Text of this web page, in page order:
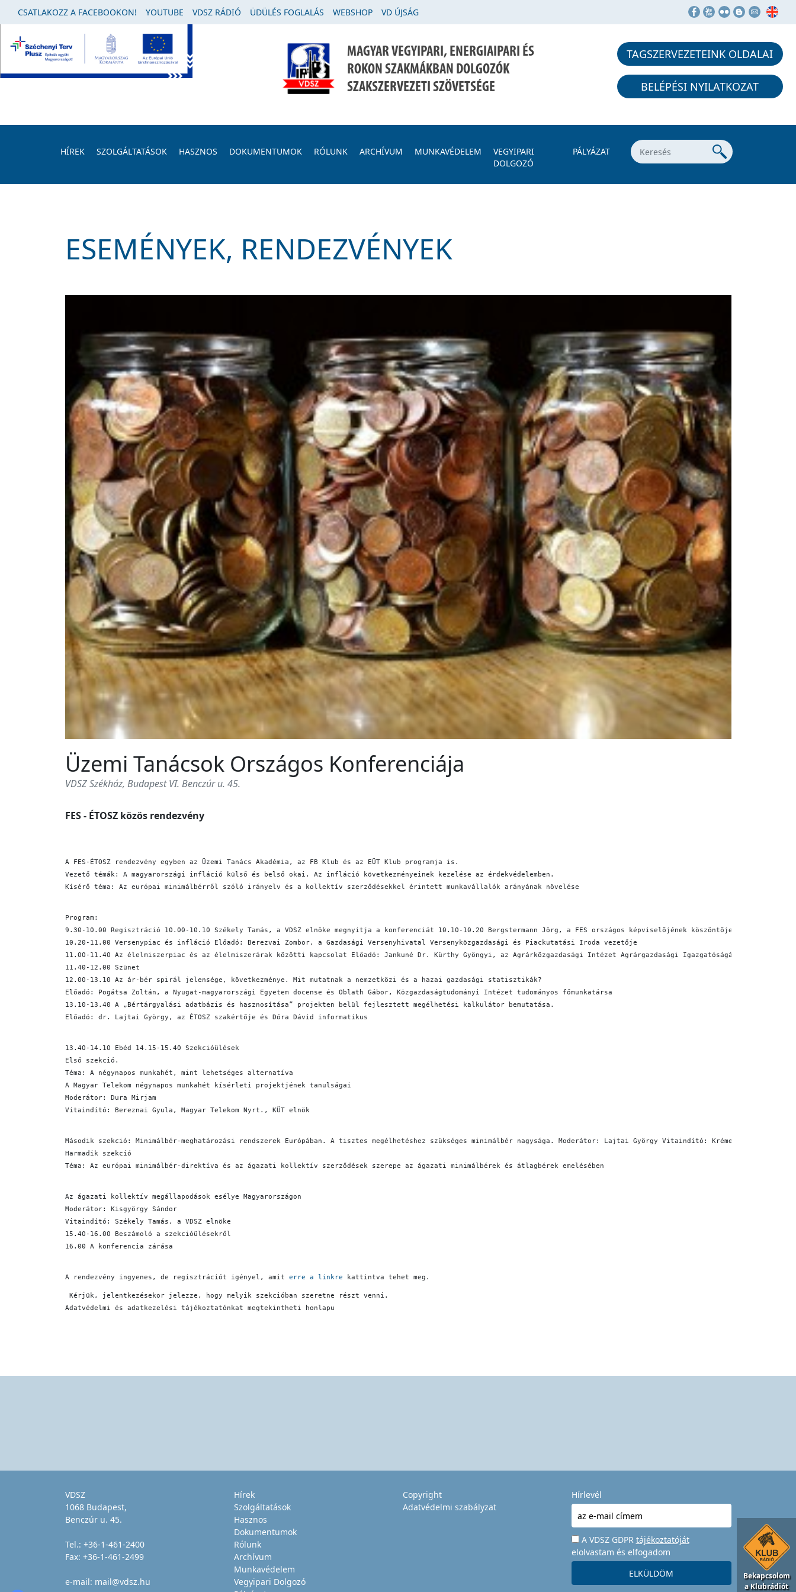
CSATLAKOZZ A FACEBOOKON! YOUTUBE VDSZ RÁDIÓ ÜDÜLÉS FOGLALÁS WEBSHOP VD ÚJSÁG
MAGYAR VEGYIPARI, ENERGIAIPARI ÉS
ROKON SZAKMÁKBAN DOLGOZÓK
SZAKSZERVEZETI SZÖVETSÉGE
TAGSZERVEZETEINK OLDALAI
BELÉPÉSI NYILATKOZAT
HÍREK SZOLGÁLTATÁSOK HASZNOS DOKUMENTUMOK RÓLUNK ARCHÍVUM MUNKAVÉDELEM
VEGYIPARI
DOLGOZÓ
PÁLYÁZAT
ESEMÉNYEK, RENDEZVÉNYEK
Üzemi Tanácsok Országos Konferenciája
VDSZ Székház, Budapest VI. Benczúr u. 45.
FES - ÉTOSZ közös rendezvény
A FES-ÉTOSZ rendezvény egyben az Üzemi Tanács Akadémia, az FB Klub és az EÜT Klub programja is.
Vezető témák: A magyarországi infláció külső és belső okai. Az infláció következményeinek kezelése az érdekvédelemben.
Kísérő téma: Az európai minimálbérről szóló irányelv és a kollektív szerződésekkel érintett munkavállalók arányának növelése
Program:
9.30-10.00 Regisztráció 10.00-10.10 Székely Tamás, a VDSZ elnöke megnyitja a konferenciát 10.10-10.20 Bergstermann Jörg, a FES országos képviselőjének köszöntője
10.20-11.00 Versenypiac és infláció Előadó: Berezvai Zombor, a Gazdasági Versenyhivatal Versenyközgazdasági és Piackutatási Iroda vezetője
11.00-11.40 Az élelmiszerpiac és az élelmiszerárak közötti kapcsolat Előadó: Jankuné Dr. Kürthy Gyöngyi, az Agrárközgazdasági Intézet Agrárgazdasági Igazgatóságának helyettes
11.40-12.00 Szünet
12.00-13.10 Az ár-bér spirál jelensége, következménye. Mit mutatnak a nemzetközi és a hazai gazdasági statisztikák?
Előadó: Pogátsa Zoltán, a Nyugat-magyarországi Egyetem docense és Oblath Gábor, Közgazdaságtudományi Intézet tudományos főmunkatársa
13.10-13.40 A „Bértárgyalási adatbázis és hasznosítása” projekten belül fejlesztett megélhetési kalkulátor bemutatása.
Előadó: dr. Lajtai György, az ÉTOSZ szakértője és Dóra Dávid informatikus
13.40-14.10 Ebéd 14.15-15.40 Szekcióülések
Első szekció.
Téma: A négynapos munkahét, mint lehetséges alternatíva
A Magyar Telekom négynapos munkahét kísérleti projektjének tanulságai
Moderátor: Dura Mirjam
Vitaindító: Bereznai Gyula, Magyar Telekom Nyrt., KÜT elnök
Második szekció: Minimálbér-meghatározási rendszerek Európában. A tisztes megélhetéshez szükséges minimálbér nagysága. Moderátor: Lajtai György Vitaindító: Krémer Balázs
Harmadik szekció
Téma: Az európai minimálbér-direktíva és az ágazati kollektív szerződések szerepe az ágazati minimálbérek és átlagbérek emelésében
Az ágazati kollektív megállapodások esélye Magyarországon
Moderátor: Kisgyörgy Sándor
Vitaindító: Székely Tamás, a VDSZ elnöke
15.40-16.00 Beszámoló a szekcióülésekről
16.00 A konferencia zárása
A rendezvény ingyenes, de regisztrációt igényel, amit erre a linkre kattintva tehet meg.
Kérjük, jelentkezésekor jelezze, hogy melyik szekcióban szeretne részt venni.
Adatvédelmi és adatkezelési tájékoztatónkat megtekintheti honlapu
VDSZ
1068 Budapest,
Benczúr u. 45.
Tel.: +36-1-461-2400
Fax: +36-1-461-2499
e-mail: mail@vdsz.hu
Hírek
Szolgáltatások
Hasznos
Dokumentumok
Rólunk
Archívum
Munkavédelem
Vegyipari Dolgozó
Copyright
Adatvédelmi szabályzat
Hírlevél
A VDSZ GDPR tájékoztatóját
elolvastam és elfogadom
Bekapcsolom
a Klubrádiót